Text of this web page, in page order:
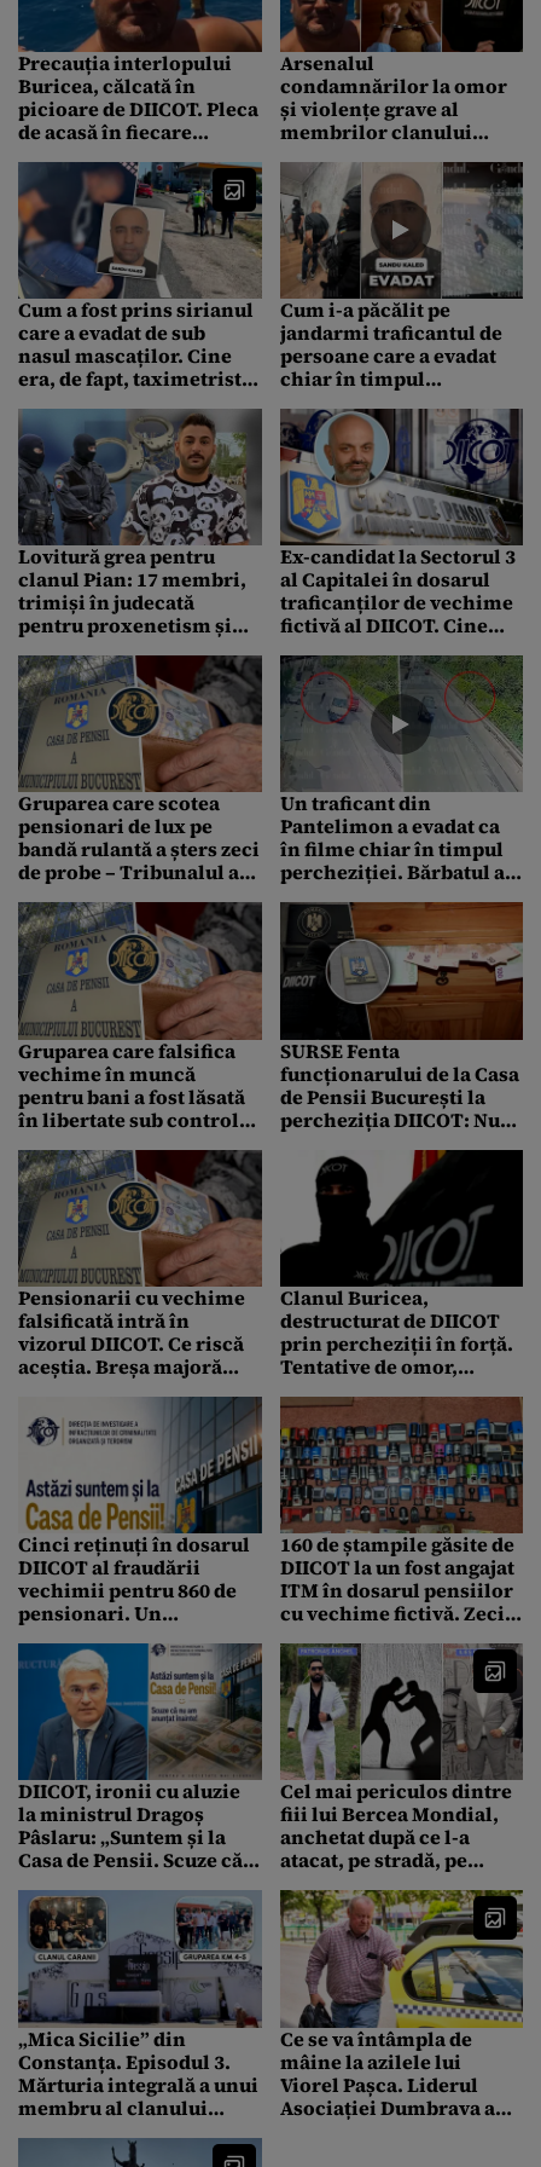
Precauția interlopului
Buricea, călcată în
picioare de DIICOT. Pleca
de acasă în fiecare
nu intre „mascații” peste
el
Arsenalul
condamnărilor la omor
și violențe grave al
membrilor clanului
o alianță cu gruparea
„Corbu”
Cum a fost prins sirianul
care a evadat de sub
nasul mascaților. Cine
era, de fapt, taximetristul
ajutor
Cum i-a păcălit pe
jandarmi traficantul de
persoane care a evadat
chiar în timpul
fugarului a fost filmată
Lovitură grea pentru
clanul Pian: 17 membri,
trimiși în judecată
pentru proxenetism și
ridică prejudiciul
Ex-candidat la Sectorul 3
al Capitalei în dosarul
traficanților de vechime
fictivă al DIICOT. Cine
slogan era „Fără Mască”
Gruparea care scotea
pensionari de lux pe
bandă rulantă a șters zeci
de probe – Tribunalul a
stabilit eliberarea, deși
DIICOT a cerut arestarea
pentru securitatea
anchetei
Un traficant din
Pantelimon a evadat ca
în filme chiar în timpul
percheziției. Bărbatul a
sărit de la etaj și a scăpat,
deși era șchiop
Gruparea care falsifica
vechime în muncă
pentru bani a fost lăsată
în libertate sub control
București
SURSE Fenta
funcționarului de la Casa
de Pensii București la
percheziția DIICOT: Nu
cu 20.000 de euro ridicate
de ofițeri
Pensionarii cu vechime
falsificată intră în
vizorul DIICOT. Ce riscă
aceștia. Breșa majoră
între ANAF și Casa de
Pensii
Clanul Buricea,
destructurat de DIICOT
prin percheziții în forță.
Tentative de omor,
Cinci reținuți în dosarul
DIICOT al fraudării
vechimii pentru 860 de
pensionari. Un
primire” și a scăpat cu
control judiciar
160 de ștampile găsite de
DIICOT la un fost angajat
ITM în dosarul pensiilor
cu vechime fictivă. Zeci
procurori
DIICOT, ironii cu aluzie
la ministrul Dragoș
Pâslaru: „Suntem și la
Casa de Pensii. Scuze că
Cel mai periculos dintre
fiii lui Bercea Mondial,
anchetat după ce l-a
atacat, pe stradă, pe
A încălcat ordinul de
protecție
„Mica Sicilie” din
Constanța. Episodul 3.
Mărturia integrală a unui
membru al clanului
Caranii: „Au fost fugăriți”
Ce se va întâmpla de
mâine la azilele lui
Viorel Pașca. Liderul
Asociației Dumbrava a